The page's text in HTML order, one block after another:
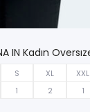
S XL XXL
1 2 1